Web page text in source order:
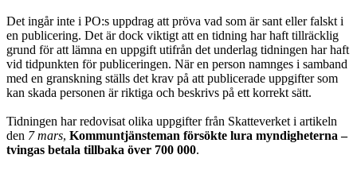
Det ingår inte i PO:s uppdrag att pröva vad som är sant eller falskt i
en publice­ring. Det är dock viktigt att en tidning har haft tillräcklig
grund för att lämna en uppgift utifrån det underlag tidningen har haft
vid tidpunkten för publiceringen. När en person namnges i samband
med en granskning ställs det krav på att pub­licerade uppgifter som
kan skada personen är riktiga och beskrivs på ett korrekt sätt.
Tidningen har redovisat olika uppgifter från Skatteverket i artikeln
den 7 mars, Kommuntjänsteman försökte lura myndigheterna –
tvingas betala tillbaka över 700 000.